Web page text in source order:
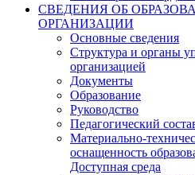
СВЕДЕНИЯ ОБ
ОРГАНИЗАЦИИ
Основные сведения
Структура и органы
организацией
Документы
Образование
Руководство
Педагогический
Материально-
оснащенность
Доступная среда